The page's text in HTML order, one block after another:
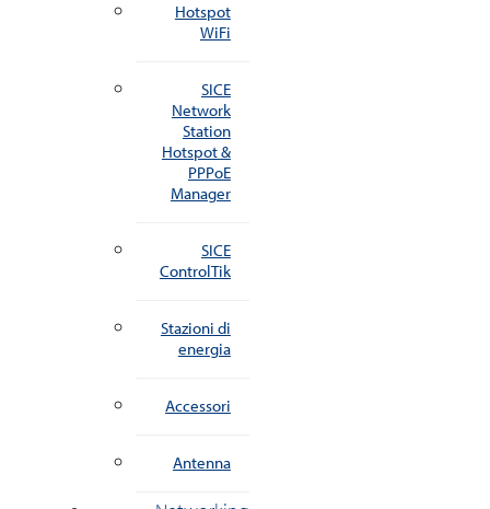
Hotspot
WiFi
SICE
Network
Station
Hotspot &
PPPoE
Manager
SICE
ControlTik
Stazioni di
energia
Accessori
Antenna